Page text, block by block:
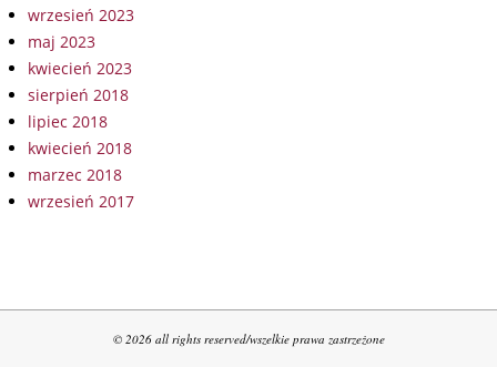
wrzesień 2023
maj 2023
kwiecień 2023
sierpień 2018
lipiec 2018
kwiecień 2018
marzec 2018
wrzesień 2017
© 2026 all rights reserved/wszelkie prawa zastrzeżone